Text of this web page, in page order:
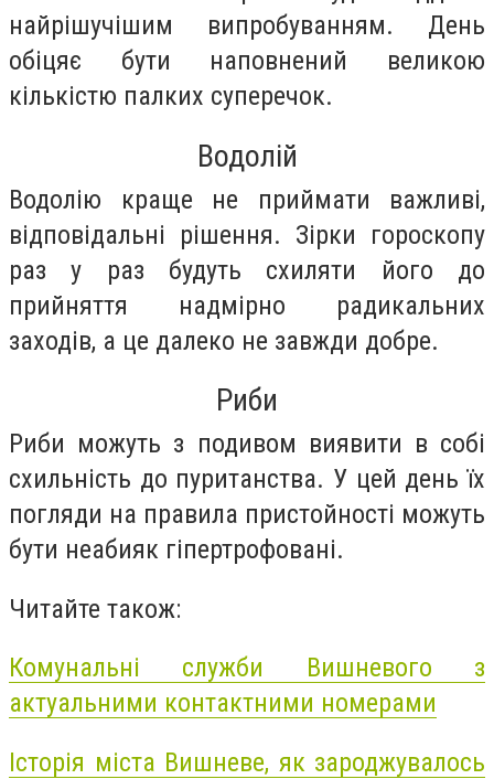
найрішучішим випробуванням. День
обіцяє бути наповнений великою
кількістю палких суперечок.
Водолій
Водолію краще не приймати важливі,
відповідальні рішення. Зірки гороскопу
раз у раз будуть схиляти його до
прийняття надмірно радикальних
заходів, а це далеко не завжди добре.
Риби
Риби можуть з подивом виявити в собі
схильність до пуританства. У цей день їх
погляди на правила пристойності можуть
бути неабияк гіпертрофовані.
Читайте також:
Комунальні служби Вишневого з
актуальними контактними номерами
Історія міста Вишневе, як зароджувалось